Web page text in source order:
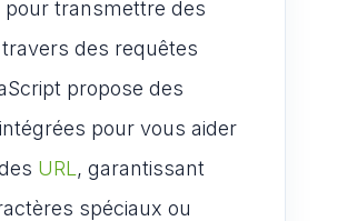
pour transmettre des
des requêtes
propose des
pour vous aider
URL , garantissant
spéciaux ou